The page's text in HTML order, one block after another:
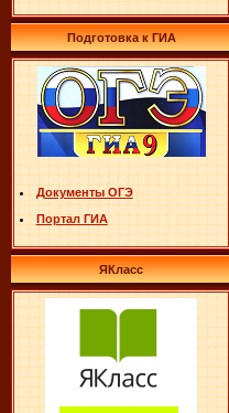
Подготовка к ГИА
Документы ОГЭ
Портал ГИА
ЯКласс